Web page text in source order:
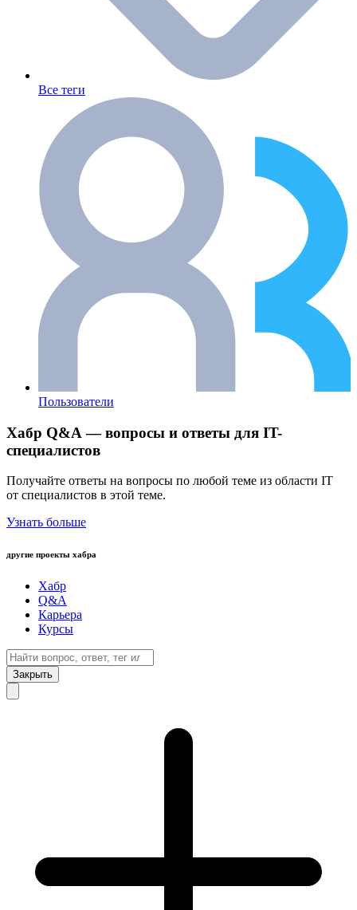
Все теги
Пользователи
Хабр Q&A — вопросы и ответы для IT-
специалистов
Получайте ответы на вопросы по любой теме из области IT
от специалистов в этой теме.
Узнать больше
другие проекты хабра
Хабр
Q&A
Карьера
Курсы
Закрыть